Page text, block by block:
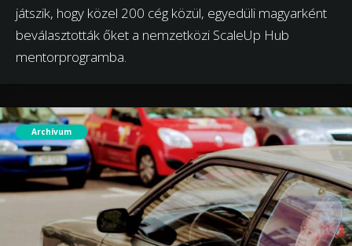
játszik, hogy közel 200 cég közül, egyedüli magyarként
beválasztották őket a nemzetközi ScaleUp Hub
mentorprogramba.
Archívum